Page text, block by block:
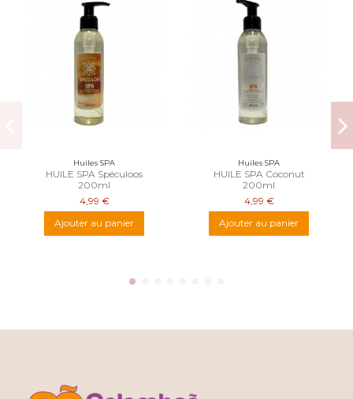
Huiles SPA
HUILE SPA Spéculoos
200ml
4,99 €
Ajouter au panier
Huiles SPA
HUILE SPA Coconut
200ml
4,99 €
Ajouter au panier